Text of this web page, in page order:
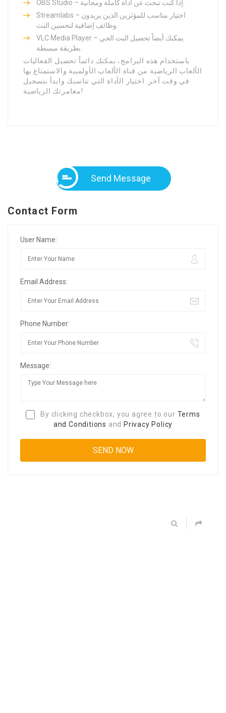
Streamlabs – اختيار مناسب للمؤثرين الذين يريدون
VLC Media Player – يمكنك أيضاً تحصيل البث الحي
باستخدام هذه البرامج، يمكنك دائماً تحصيل الفعاليات
الألعاب الرياضية من قناة الألعاب الأولمبية والاستمتاع بها
في وقت آخر. اختيار الأداة التي تناسبك وابدأ بتسجيل
مغامرتك الرياضية!
Send Message
Contact Form
User Name:
Email Address:
Phone Number:
Message:
By clicking checkbox, you agree to our Terms
and Conditions and Privacy Policy